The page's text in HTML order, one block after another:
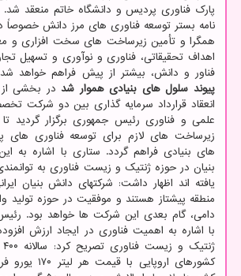
پارک فناوری پردیس و دانشگاه خاتم منعقد شد.
نامه بستر توسعه فناوری های مرز دانش خصوصاً
همگرا و تأمین زیرساخت های سخت افزاری و
اهداف تحقیقاتی، فناوری و نوآوری و تسهیل
فناور و دانش، بیشتر از پیش فراهم خواهد
پیوند سلول های بنیادی هموار شددر بخشی از
انعقاد قرارداد سرمایه گذاری بین دو شرکت
علمی و فناوری رئیس جمهوری برگزار گردید
زیرساخت های لازم برای توسعه فناوری های
های بنیادی فراهم گردد. ستاری با اشاره به
بنیان در حوزه ژنتیک و زیست فناوری به
یافته اند اظهار داشت: شرکتهای دانش بنیان
منطقه پیشتاز هستند و موفقیت در حوزه تولید
دامی، گام بعدی این شرکت ها خواهد بود. رئیس
با اشاره به اهمیت فناوری در ایجاد ارزش
کشورهای اروپایی